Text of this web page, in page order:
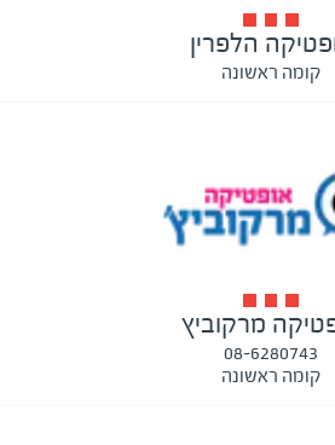
הלפרין
קומה ראשונה
מרקוביץ
08-6280743
קומה ראשונה